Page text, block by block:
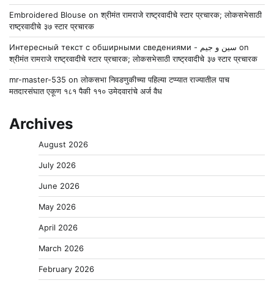
Embroidered Blouse onश्रीमंत रामराजे राष्ट्रवादीचे स्टार प्रचारक; लोकसभेसाठी
राष्ट्रवादीचे ३७ स्टार प्रचारक
Интересный текст с обширными сведениями - سين و جيم on
श्रीमंत रामराजे राष्ट्रवादीचे स्टार प्रचारक; लोकसभेसाठी राष्ट्रवादीचे ३७ स्टार प्रचारक
mr-master-535 onलोकसभा निवडणुकीच्या पहिल्या टप्प्यात राज्यातील पाच
मतदारसंघात एकूण १८१ पैकी ११० उमेदवारांचे अर्ज वैध
Archives
August 2026
July 2026
June 2026
May 2026
April 2026
March 2026
February 2026